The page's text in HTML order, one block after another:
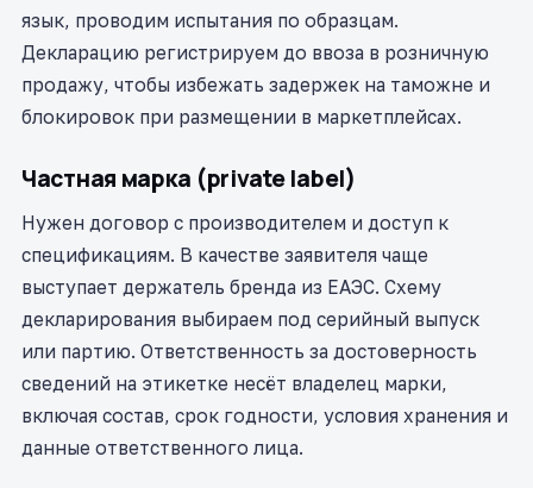
язык, проводим испытания по образцам.
Декларацию регистрируем до ввоза в розничную
продажу, чтобы избежать задержек на таможне и
блокировок при размещении в маркетплейсах.
Частная марка (private label)
Нужен договор с производителем и доступ к
спецификациям. В качестве заявителя чаще
выступает держатель бренда из ЕАЭС. Схему
декларирования выбираем под серийный выпуск
или партию. Ответственность за достоверность
сведений на этикетке несёт владелец марки,
включая состав, срок годности, условия хранения и
данные ответственного лица.